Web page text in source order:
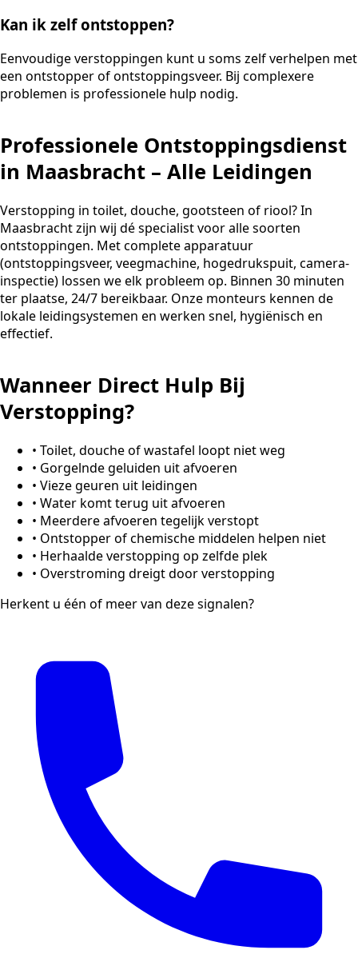
Kan ik zelf ontstoppen?
Eenvoudige verstoppingen kunt u soms zelf verhelpen met
een ontstopper of ontstoppingsveer. Bij complexere
problemen is professionele hulp nodig.
Professionele Ontstoppingsdienst
in Maasbracht – Alle Leidingen
Verstopping in toilet, douche, gootsteen of riool? In
Maasbracht zijn wij dé specialist voor alle soorten
ontstoppingen. Met complete apparatuur
(ontstoppingsveer, veegmachine, hogedrukspuit, camera-
inspectie) lossen we elk probleem op. Binnen 30 minuten
ter plaatse, 24/7 bereikbaar. Onze monteurs kennen de
lokale leidingsystemen en werken snel, hygiënisch en
effectief.
Wanneer Direct Hulp Bij
Verstopping?
• Toilet, douche of wastafel loopt niet weg
• Gorgelnde geluiden uit afvoeren
• Vieze geuren uit leidingen
• Water komt terug uit afvoeren
• Meerdere afvoeren tegelijk verstopt
• Ontstopper of chemische middelen helpen niet
• Herhaalde verstopping op zelfde plek
• Overstroming dreigt door verstopping
Herkent u één of meer van deze signalen?